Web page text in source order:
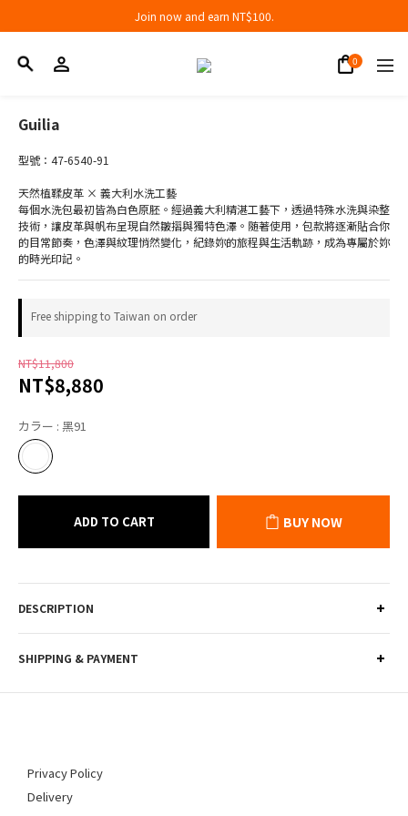
Join now and earn NT$100.
Join now and earn NT$100.
Guilia
型號：47-6540-91
天然植鞣皮革 × 義大利水洗工藝
每個水洗包最初皆為白色原胚。經過義大利精湛工藝下，透過特殊水洗與染整
技術，讓皮革與帆布呈現自然皺摺與獨特色澤。随著使用，包款將逐漸貼合你
的目常節奏，色澤與紋理悄然變化，紀錄妳的旅程與生活軌跡，成為專屬於妳
的時光印記。
Free shipping to Taiwan on order
NT$11,800
NT$8,880
カラー : 黑91
ADD TO CART BUY NOW
DESCRIPTION
SHIPPING & PAYMENT
Privacy Policy
Delivery